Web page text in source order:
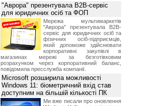
"Аврора" презентувала B2B-сервіс
для юридичних осіб та ФОП
Мережа мультимаркетів
"Аврора" презентувала B2B-
сервіс для юридичних осіб та
фізичних осіб-підприємців,
який допоможе здійснювати
корпоративні закупівлі в
магазинах мережі за безготівковим
розрахунком через корпоративний баланс,
повідомила пресслужба компанії.
Microsoft розширила можливості
Windows 11: біометричний вхід став
доступним на більшій кількості ПК
Ми вже писали про оновлення